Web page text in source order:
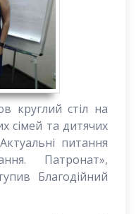
круглий стіл на
сімей та дитячих
питання
Патронат»,
Благодійний